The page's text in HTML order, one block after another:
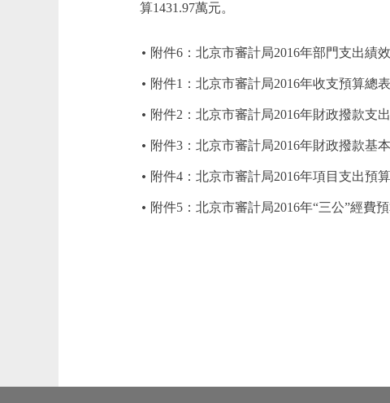
算1431.97萬元。
附件6：北京市審計局2016年部門支出績
附件1：北京市審計局2016年收支預算總表
附件2：北京市審計局2016年財政撥款支
附件3：北京市審計局2016年財政撥款基
附件4：北京市審計局2016年項目支出預
附件5：北京市審計局2016年“三公”經費